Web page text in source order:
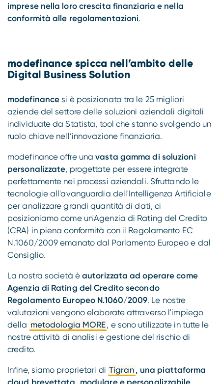
imprese nella loro crescita finanziaria e nella
conformità alle regolamentazioni.
modefinance spicca nell’ambito delle
Digital Business Solution
modefinance si è posizionata tra le 25 migliori
aziende del settore delle soluzioni aziendali digitali
individuate da Statista, tool che stanno svolgendo un
ruolo chiave nell’innovazione finanziaria.
modefinance offre unavasta gamma di soluzioni
personalizzate, progettate per essere integrate
perfettamente nei processi aziendali. Sfruttando le
tecnologie all'avanguardia dell'Intelligenza Artificiale
per analizzare grandi quantità di dati, ci
posizioniamo come un'Agenzia di Rating del Credito
(CRA) in piena conformità con il Regolamento EC
N.1060/2009 emanato dal Parlamento Europeo e dal
Consiglio.
La nostra società è autorizzata ad operare come
Agenzia di Rating del Credito secondo
Regolamento Europeo N.1060/2009. Le nostre
valutazioni vengono elaborate attraverso l'impiego
della metodologia MORE, e sono utilizzate in tutte le
nostre attività di analisi e gestione del rischio di
credito.
Infine, siamo proprietari di Tigran , una piattaforma
cloud brevettata, modulare e personalizzabile,